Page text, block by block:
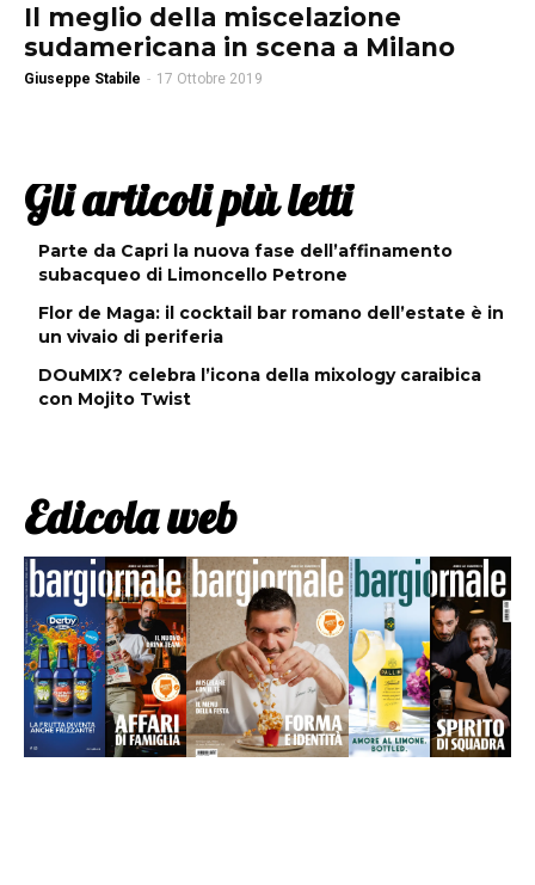
Il meglio della miscelazione
sudamericana in scena a Milano
Giuseppe Stabile - 17 Ottobre 2019
Gli articoli più letti
Parte da Capri la nuova fase dell’affinamento
subacqueo di Limoncello Petrone
Flor de Maga: il cocktail bar romano dell’estate è in
un vivaio di periferia
DOuMIX? celebra l’icona della mixology caraibica
con Mojito Twist
Edicola web